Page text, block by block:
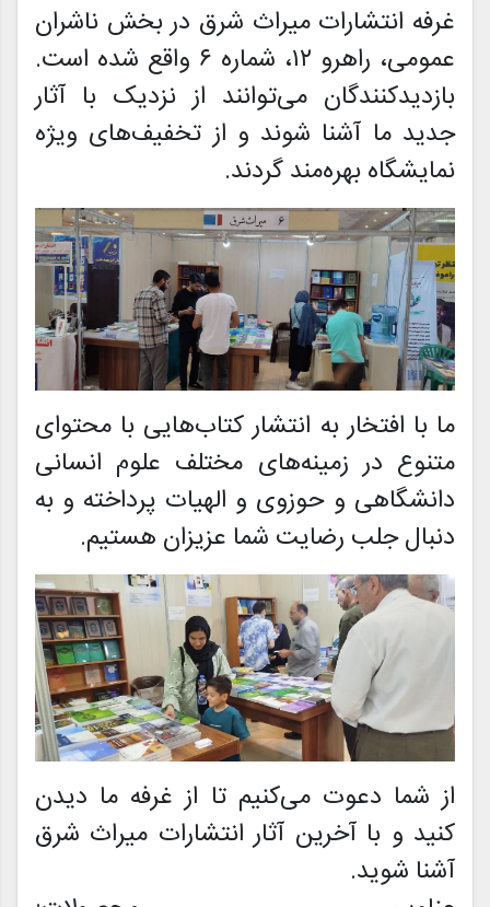
غرفه انتشارات میراث شرق در بخش ناشران
عمومی، راهرو ۱۲، شماره ۶ واقع شده است.
بازدیدکنندگان می‌توانند از نزدیک با آثار
جدید ما آشنا شوند و از تخفیف‌های ویژه
نمایشگاه بهره‌مند گردند.
ما با افتخار به انتشار کتاب‌هایی با محتوای
متنوع در زمینه‌های مختلف علوم انسانی
دانشگاهی و حوزوی و الهیات پرداخته و به
دنبال جلب رضایت شما عزیزان هستیم.
از شما دعوت می‌کنیم تا از غرفه ما دیدن
کنید و با آخرین آثار انتشارات میراث شرق
آشنا شوید.